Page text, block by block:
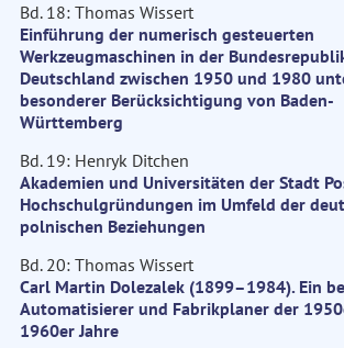
Bd. 18: Thomas Wissert
Einführung der numerisch gesteuerten
Werkzeugmaschinen in der
Deutschland zwischen 1950 und 1980
besonderer Berücksichtigung von Baden-
Württemberg
Bd. 19: Henryk Ditchen
Akademien und Universitäten der Stadt
Hochschulgründungen im Umfeld der
polnischen Beziehungen
Bd. 20: Thomas Wissert
Carl Martin Dolezalek (1899–1984). Ein
Automatisierer und Fabrikplaner der
1960er Jahre